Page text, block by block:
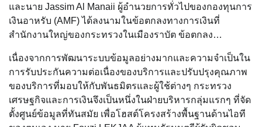
และนาย Jassim Al Manaii ผู้อำนวยการทั่วไปของกองทุนการ
เงินอาหรับ (AMF) ได้ลงนามในข้อตกลงทางการเงินที่
สำนักงานใหญ่ของกระทรวงในเมืองราบัต ข้อตกลง…
เนื่องจากการพัฒนาระบบข้อมูลอย่างมากและความจำเป็นใน
การรับประกันความต่อเนื่องของบริการและปรับปรุงคุณภาพ
ของบริการที่มอบให้กับพันธมิตรและผู้ใช้ต่างๆ กระทรวง
เศรษฐกิจและการเงินจึงเป็นหนึ่งในฝ่ายบริหารกลุ่มแรกๆ ที่จัด
ตั้งศูนย์ข้อมูลที่ทันสมัย เพื่อโฮสต์โครงสร้างพื้นฐานด้านไอที